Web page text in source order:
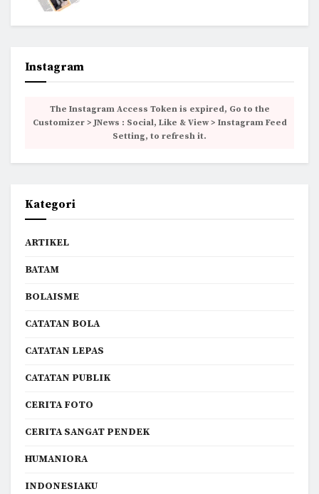
Instagram
The Instagram Access Token is expired, Go to the
Customizer > JNews : Social, Like & View > Instagram Feed
Setting, to refresh it.
Kategori
ARTIKEL
BATAM
BOLAISME
CATATAN BOLA
CATATAN LEPAS
CATATAN PUBLIK
CERITA FOTO
CERITA SANGAT PENDEK
HUMANIORA
INDONESIAKU